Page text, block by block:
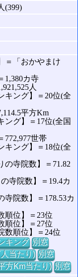
(399)
＝「おかやまけ
1,380カ寺
人
キング】＝20位(全
平方Km
ング】＝17位(全国
772,977世帯
キング】＝18位(全
の寺院数】＝71.82
寺院数】＝19.4カ
寺院数】＝178.53カ
順位】＝23位
順位】＝27位
数順位】＝24位
キング 別窓
当たり) 別窓
方Km当たり) 別窓